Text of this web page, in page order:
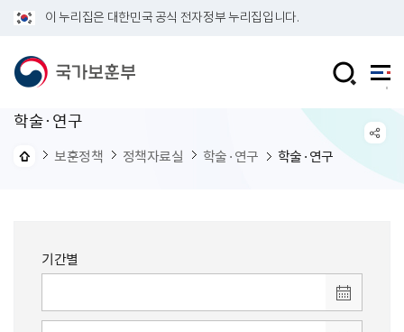
이 누리집은 대한민국 공식 전자정부 누리집입니다.
학술·연구
보훈정책 정책자료실 학술·연구 학술·연구
기간별